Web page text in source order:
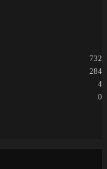
732
284
4
0